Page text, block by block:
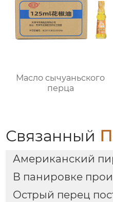
Масло сычуаньского
перца
Связанный
Американский
В панировке
Острый перец